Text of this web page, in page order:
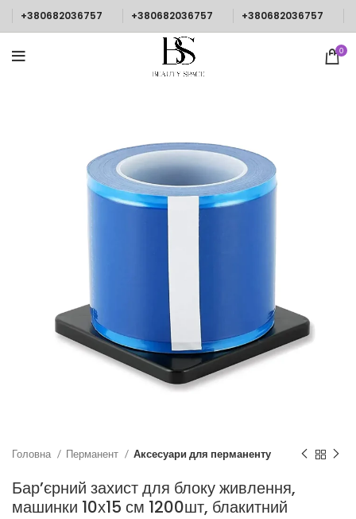
+380682036757 +380682036757 +380682036757
0
Головна Перманент Аксесуари для перманенту
Бар’єрний захист для блоку живлення,
машинки 10х15 см 1200шт, блакитний